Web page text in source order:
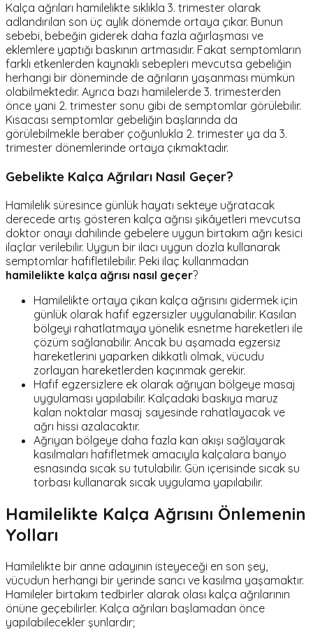
Kalça ağrıları hamilelikte sıklıkla 3. trimester olarak
adlandırılan son üç aylık dönemde ortaya çıkar. Bunun
sebebi, bebeğin giderek daha fazla ağırlaşması ve
eklemlere yaptığı baskının artmasıdır. Fakat semptomların
farklı etkenlerden kaynaklı sebepleri mevcutsa gebeliğin
herhangi bir döneminde de ağrıların yaşanması mümkün
olabilmektedir. Ayrıca bazı hamilelerde 3. trimesterden
önce yani 2. trimester sonu gibi de semptomlar görülebilir.
Kısacası semptomlar gebeliğin başlarında da
görülebilmekle beraber çoğunlukla 2. trimester ya da 3.
trimester dönemlerinde ortaya çıkmaktadır.
Gebelikte Kalça Ağrıları Nasıl Geçer?
Hamilelik süresince günlük hayatı sekteye uğratacak
derecede artış gösteren kalça ağrısı şikâyetleri mevcutsa
doktor onayı dahilinde gebelere uygun birtakım ağrı kesici
ilaçlar verilebilir. Uygun bir ilacı uygun dozla kullanarak
semptomlar hafifletilebilir. Peki ilaç kullanmadan
hamilelikte kalça ağrısı nasıl geçer?
Hamilelikte ortaya çıkan kalça ağrısını gidermek için
günlük olarak hafif egzersizler uygulanabilir. Kasılan
bölgeyi rahatlatmaya yönelik esnetme hareketleri ile
çözüm sağlanabilir. Ancak bu aşamada egzersiz
hareketlerini yaparken dikkatli olmak, vücudu
zorlayan hareketlerden kaçınmak gerekir.
Hafif egzersizlere ek olarak ağrıyan bölgeye masaj
uygulaması yapılabilir. Kalçadaki baskıya maruz
kalan noktalar masaj sayesinde rahatlayacak ve
ağrı hissi azalacaktır.
Ağrıyan bölgeye daha fazla kan akışı sağlayarak
kasılmaları hafifletmek amacıyla kalçalara banyo
esnasında sıcak su tutulabilir. Gün içerisinde sıcak su
torbası kullanarak sıcak uygulama yapılabilir.
Hamilelikte Kalça Ağrısını Önlemenin
Yolları
Hamilelikte bir anne adayının isteyeceği en son şey,
vücudun herhangi bir yerinde sancı ve kasılma yaşamaktır.
Hamileler birtakım tedbirler alarak olası kalça ağrılarının
önüne geçebilirler. Kalça ağrıları başlamadan önce
yapılabilecekler şunlardır;